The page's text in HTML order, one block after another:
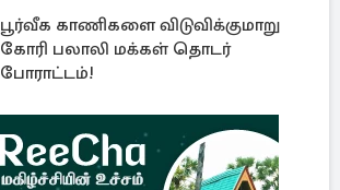
பூர்வீக காணிகளை விடுவிக்குமாறு
கோரி பலாலி மக்கள் தொடர்
போராட்டம்!